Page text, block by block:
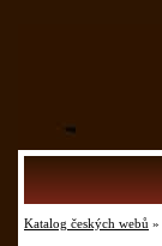
Katalog českých webů »